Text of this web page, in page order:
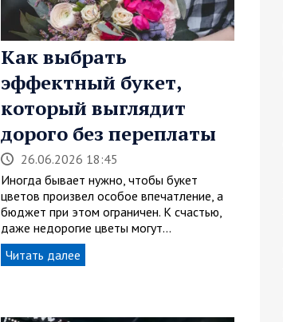
Как выбрать
эффектный букет,
который выглядит
дорого без переплаты
26.06.2026 18:45
Иногда бывает нужно, чтобы букет
цветов произвел особое впечатление, а
бюджет при этом ограничен. К счастью,
даже недорогие цветы могут…
Читать далее